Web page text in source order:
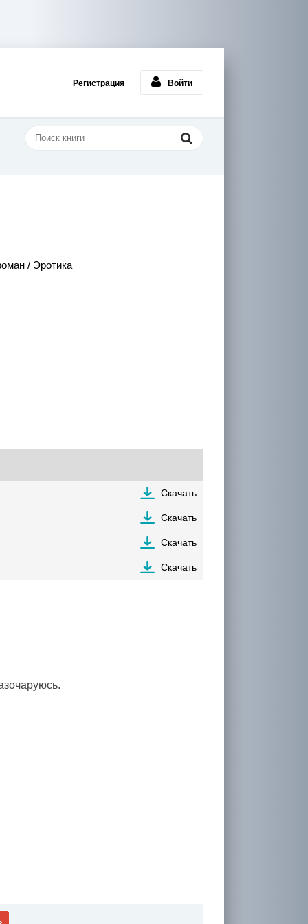
Регистрация Войти
/ Эротика
Скачать
Скачать
Скачать
Скачать